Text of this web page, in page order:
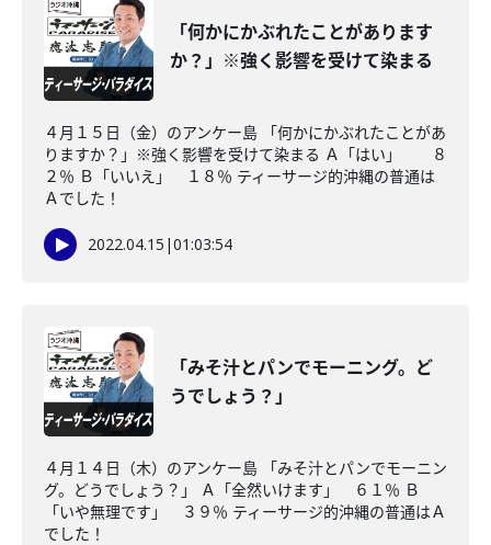
「何かにかぶれたことがあります
か？」※強く影響を受けて染まる
４月１５日（金）のアンケー島 「何かにかぶれたことがあ
りますか？」※強く影響を受けて染まる Ａ「はい」 ８
２％ Ｂ「いいえ」 １８％ ティーサージ的沖縄の普通は
Ａでした！
2022.04.15 |01:03:54
「みそ汁とパンでモーニング。ど
うでしょう？」
４月１４日（木）のアンケー島 「みそ汁とパンでモーニン
グ。どうでしょう？」 Ａ「全然いけます」 ６１％ Ｂ
「いや無理です」 ３９％ ティーサージ的沖縄の普通はＡ
でした！